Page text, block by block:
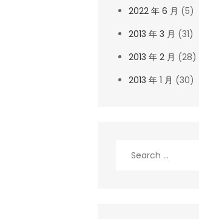
2022 年 6 月 (5)
2013 年 3 月 (31)
2013 年 2 月 (28)
2013 年 1 月 (30)